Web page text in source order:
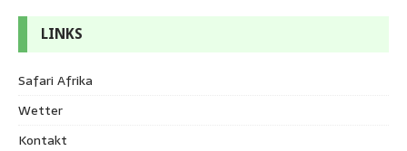
LINKS
Safari Afrika
Wetter
Kontakt